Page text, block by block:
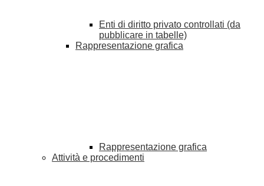
Enti di diritto privato controllati (da
pubblicare in tabelle)
Rappresentazione grafica
Rappresentazione grafica
Attività e procedimenti